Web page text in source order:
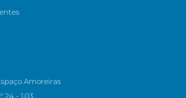
Amoreiras
24 - 1.03